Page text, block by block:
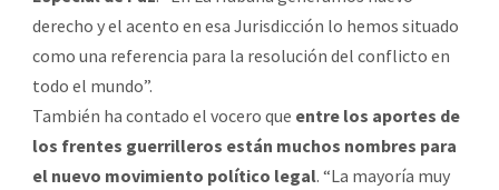
derecho y el acento en esa Jurisdicción lo hemos situado
como una referencia para la resolución del conflicto en
todo el mundo”.
También ha contado el vocero que entre los aportes de
los frentes guerrilleros están muchos nombres para
el nuevo movimiento político legal. “La mayoría muy